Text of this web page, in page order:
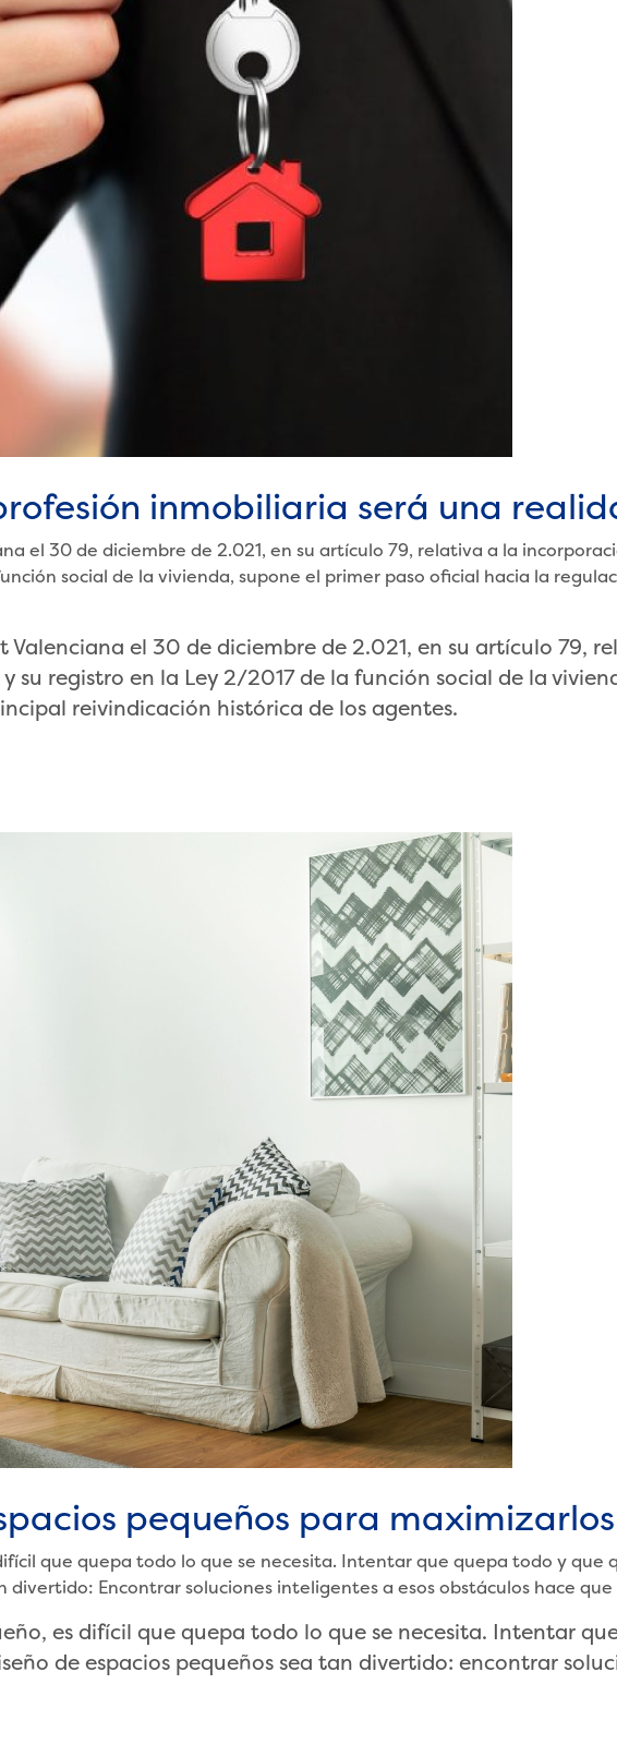
inmobiliaria será una
el 30 de diciembre de 2.021, en su artículo 79, relativa a la
social de la vivienda, supone el primer paso oficial hacia la
el 30 de diciembre de 2.021, en su artículo 79,
su registro en la Ley 2/2017 de la función social de la
reivindicación histórica de los agentes.
pequeños para maximizarlos
que quepa todo lo que se necesita. Intentar que quepa todo y que
divertido: Encontrar soluciones inteligentes a esos obstáculos hace
es difícil que quepa todo lo que se necesita. Intentar
de espacios pequeños sea tan divertido: encontrar